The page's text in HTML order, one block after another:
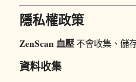
隱私權政策
ZenScan 血壓不會收集、儲
資料收集